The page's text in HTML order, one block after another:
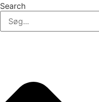
Search